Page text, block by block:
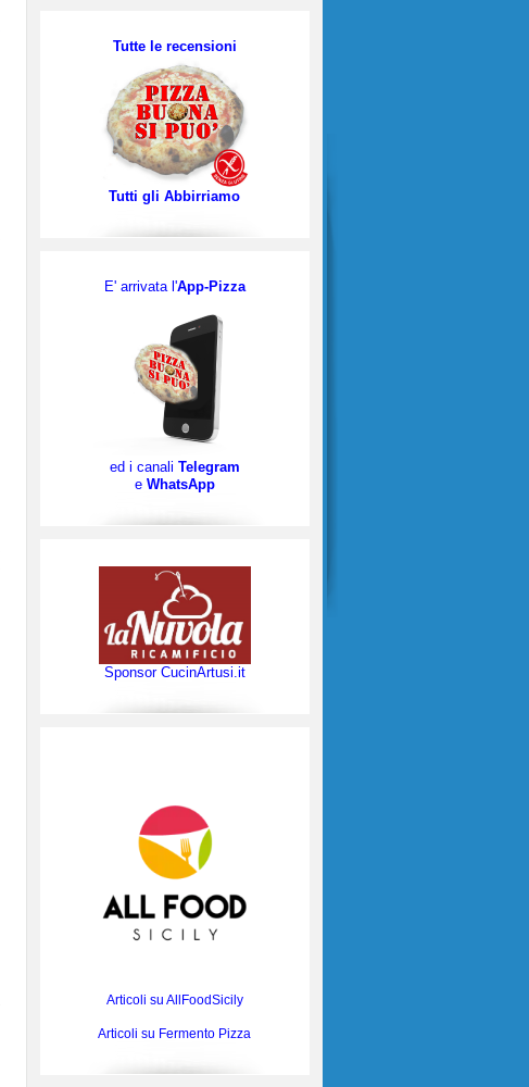
Tutte le recensioni
Tutti gli Abbirriamo
E' arrivata l'App-Pizza
ed i canali Telegram
e WhatsApp
Sponsor CucinArtusi.it
Articoli su AllFoodSicily
Articoli su Fermento Pizza